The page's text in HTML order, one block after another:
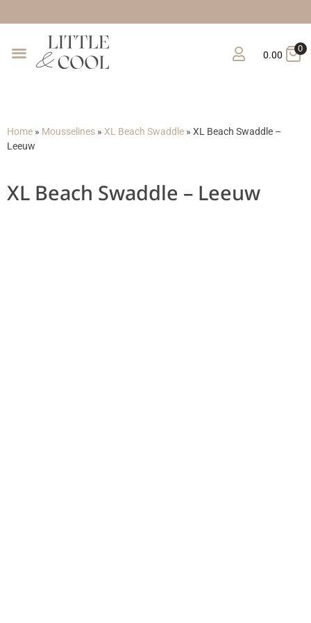
0.00
0
Home » Mousselines » XL Beach Swaddle » XL Beach Swaddle –
Leeuw
XL Beach Swaddle – Leeuw